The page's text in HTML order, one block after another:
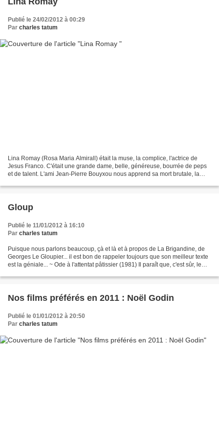
Publié le 24/02/2012 à 00:29
Par charles tatum
Lina Romay (Rosa Maria Almirall) était la muse, la complice, l'actrice de
Jesus Franco. C'était une grande dame, belle, généreuse, bourrée de peps
et de talent. L'ami Jean-Pierre Bouyxou nous apprend sa mort brutale, la
Gloup
Publié le 11/01/2012 à 16:10
Par charles tatum
Puisque nous parlons beaucoup, çà et là et à propos de La Brigandine, de
Georges Le Gloupier... il est bon de rappeler toujours que son meilleur texte
est la géniale... ~ Ode à l'attentat pâtissier (1981) Il paraît que, c'est sûr, le
Nos films préférés en 2011 : Noël Godin
Publié le 01/01/2012 à 20:50
Par charles tatum